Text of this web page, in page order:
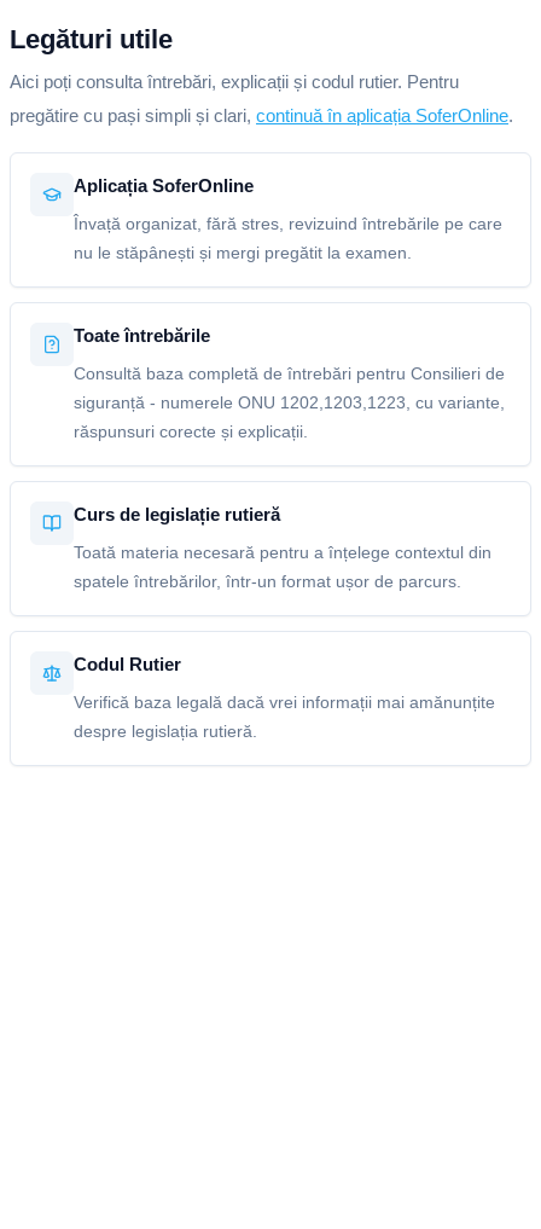
Legături utile
Aici poți consulta întrebări, explicații și codul rutier. Pentru
pregătire cu pași simpli și clari, continuă în aplicația SoferOnline.
Aplicația SoferOnline
Învață organizat, fără stres, revizuind întrebările pe care
nu le stăpânești și mergi pregătit la examen.
Toate întrebările
Consultă baza completă de întrebări pentru Consilieri de
siguranță - numerele ONU 1202,1203,1223, cu variante,
răspunsuri corecte și explicații.
Curs de legislație rutieră
Toată materia necesară pentru a înțelege contextul din
spatele întrebărilor, într-un format ușor de parcurs.
Codul Rutier
Verifică baza legală dacă vrei informații mai amănunțite
despre legislația rutieră.